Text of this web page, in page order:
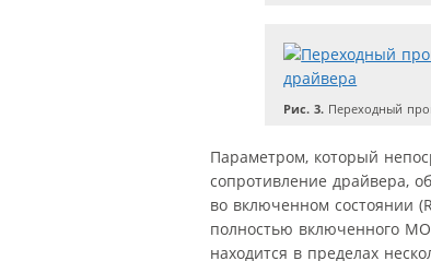
Рис. 3. Переходный
Параметром, который
сопротивление драйвера,
во включенном состоянии
полностью включенного
находится в пределах